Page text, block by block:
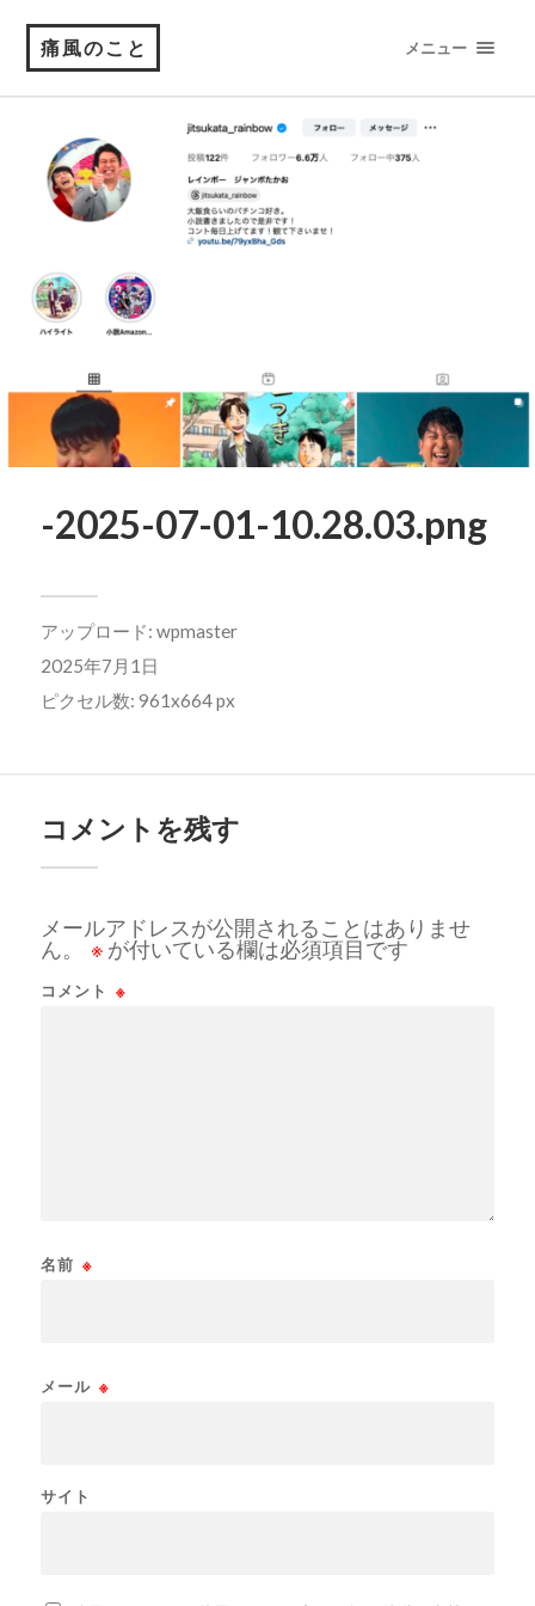
痛風のこと メニュー
-2025-07-01-10.28.03.png
アップロード: wpmaster
2025年7月1日
ピクセル数: 961x664 px
コメントを残す
メールアドレスが公開されることはありませ
ん。
※ が付いている欄は必須項目です
コメント ※
名前 ※
メール ※
サイト